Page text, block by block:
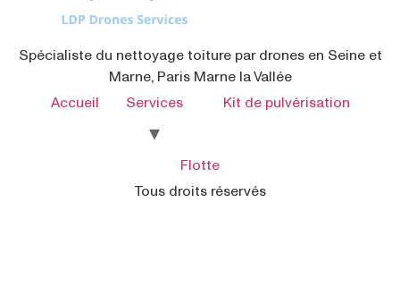
Spécialiste du nettoyage toiture par drones en Seine et
Marne, Paris Marne la Vallée
Accueil
Services Kit de pulvérisation
Flotte
Tous droits réservés